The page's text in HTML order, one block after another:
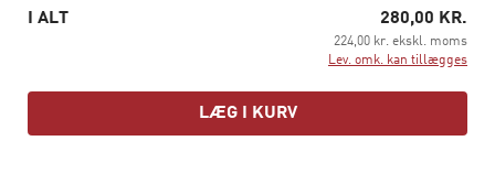
I ALT 280,00 KR.
224,00 kr. ekskl. moms
Lev. omk. kan tillægges
LÆG I KURV